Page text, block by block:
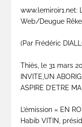
www.lemiroir1.net:
Web/Deugue Rêke
(Par Frédéric
Thiès, le 31 mars
INVITE,UN
ASPIRE D’ETRE
L’émission « EN
Habib VITIN,